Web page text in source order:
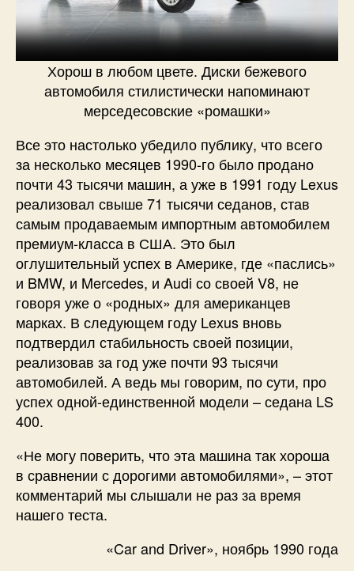
Хорош в любом цвете. Диски бежевого
автомобиля стилистически напоминают
мерседесовские «ромашки»
Все это настолько убедило публику, что всего
за несколько месяцев 1990-го было продано
почти 43 тысячи машин, а уже в 1991 году Lexus
реализовал свыше 71 тысячи седанов, став
самым продаваемым импортным автомобилем
премиум-класса в США. Это был
оглушительный успех в Америке, где «паслись»
и BMW, и Mercedes, и Audi со своей V8, не
говоря уже о «родных» для американцев
марках. В следующем году Lexus вновь
подтвердил стабильность своей позиции,
реализовав за год уже почти 93 тысячи
автомобилей. А ведь мы говорим, по сути, про
успех одной-единственной модели – седана LS
400.
«Не могу поверить, что эта машина так хороша
в сравнении с дорогими автомобилями», – этот
комментарий мы слышали не раз за время
нашего теста.
«Car and Driver», ноябрь 1990 года